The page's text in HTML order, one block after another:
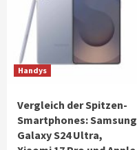
Handys
Vergleich der Spitzen-
Smartphones: Samsung
Galaxy S24 Ultra,